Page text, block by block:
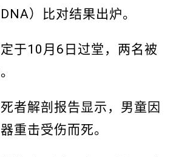
）比对结果出炉。
于10月6日过堂，两名被
者解剖报告显示，男童因
重击受伤而死。